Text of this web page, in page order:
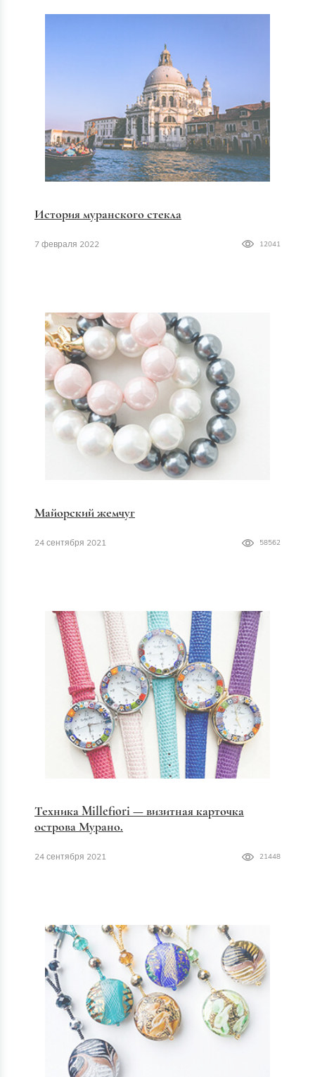
История муранского стекла
7 февраля 2022 12041
Майорский жемчуг
24 сентября 2021 58562
Техника Millefiori — визитная карточка
острова Мурано.
24 сентября 2021 21448